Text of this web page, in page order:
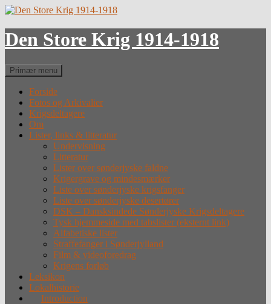
Hop
indhold
Den Store Krig 1914-1918
Søg
Primær menu
Forside
Fotos og Arkivalier
Krigsdeltagere
Om
Lister, links & litteratur
Undervisning
Litteratur
Lister over sønderjyske faldne
Krigergrave og mindesmærker
Liste over sønderjyske krigsfanger
Liste over sønderjyske desertører
DSK – Dansksindede Sønderjyske Krigsdeltagere
Tysk hjemmeside med tabslister (eksternt link)
Alfabetiske lister
Straffefanger i Sønderjylland
Film & videoforedrag
Krigens forløb
Leksikon
Lokalhistorie
Introduction